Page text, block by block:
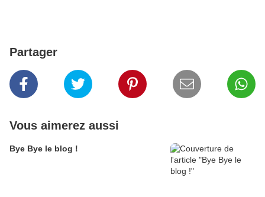
Partager
Vous aimerez aussi
Bye Bye le blog !